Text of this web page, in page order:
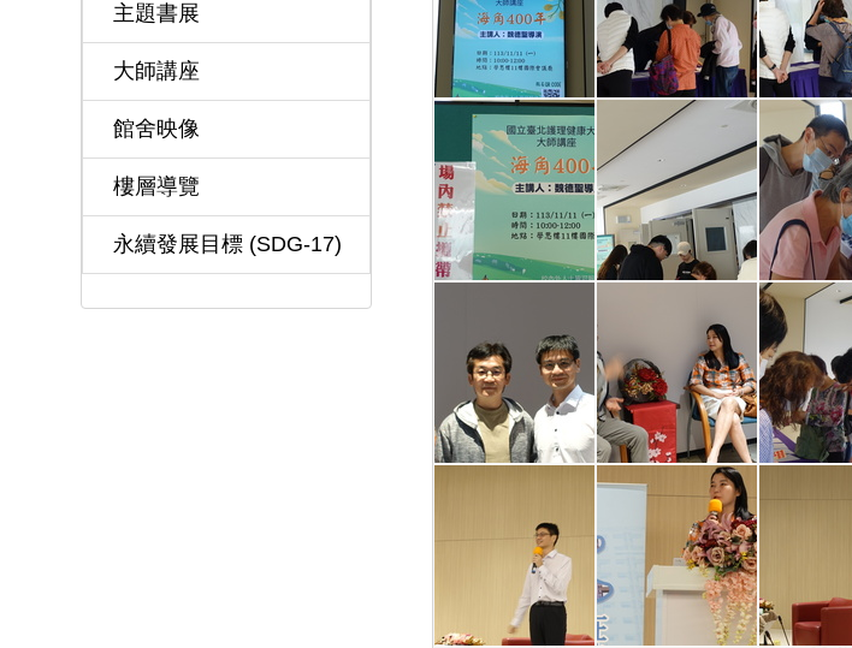
主題書展
大師講座
館舍映像
樓層導覽
永續發展目標 (SDG-17)